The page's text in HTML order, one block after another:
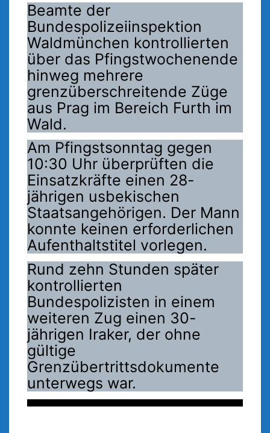
Beamte der
Bundespolizeiinspektion
Waldmünchen kontrollierten
über das Pfingstwochenende
hinweg mehrere
grenzüberschreitende Züge
aus Prag im Bereich Furth im
Wald.
Am Pfingstsonntag gegen
10:30 Uhr überprüften die
Einsatzkräfte einen 28-
jährigen usbekischen
Staatsangehörigen. Der Mann
konnte keinen erforderlichen
Aufenthaltstitel vorlegen.
Rund zehn Stunden später
kontrollierten
Bundespolizisten in einem
weiteren Zug einen 30-
jährigen Iraker, der ohne
gültige
Grenzübertrittsdokumente
unterwegs war.